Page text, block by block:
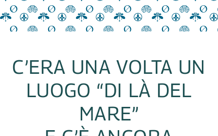
C’ERA UNA VOLTA UN
LUOGO “DI LÀ DEL
MARE”